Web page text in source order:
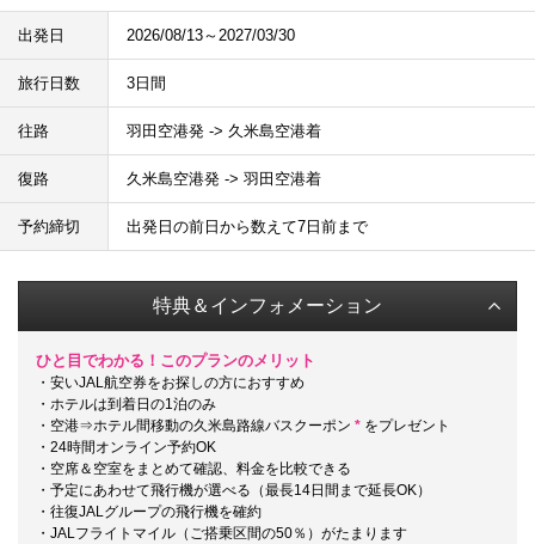
出発日 2026/08/13～2027/03/30
旅行日数 3日間
往路 羽田空港発 -> 久米島空港着
復路 久米島空港発 -> 羽田空港着
予約締切 出発日の前日から数えて7日前まで
特典＆インフォメーション
ひと目でわかる！このプランのメリット
・安いJAL航空券をお探しの方におすすめ
・ホテルは到着日の1泊のみ
・空港⇒ホテル間移動の久米島路線バスクーポン * をプレゼント
・24時間オンライン予約OK
・空席＆空室をまとめて確認、料金を比較できる
・予定にあわせて飛行機が選べる（最長14日間まで延長OK）
・往復JALグループの飛行機を確約
・JALフライトマイル（ご搭乗区間の50％）がたまります